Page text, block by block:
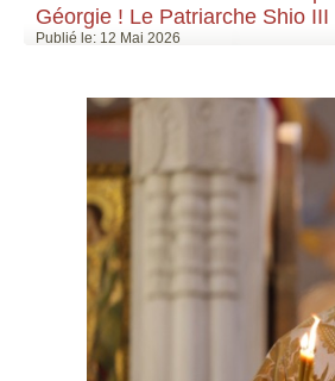
Géorgie ! Le Patriarche Shio III
Publié le: 12 Mai 2026